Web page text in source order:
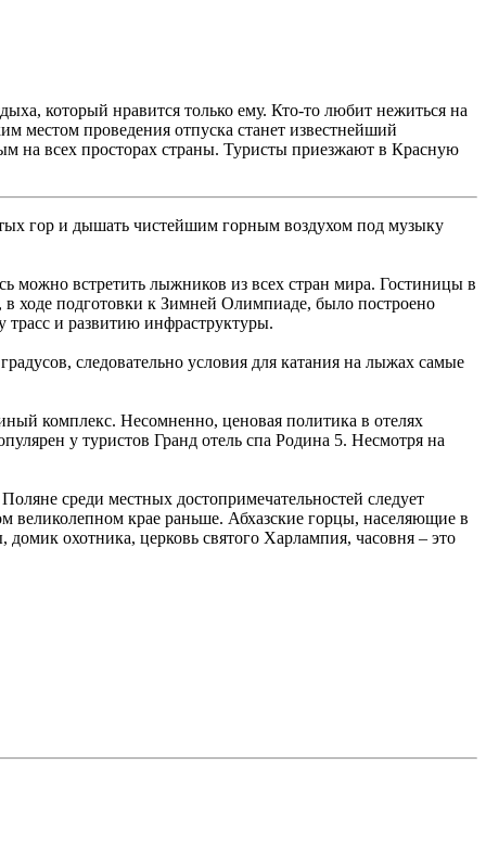
который нравится только ему. Кто-то любит нежиться на
местом проведения отпуска станет известнейший
на всех просторах страны. Туристы приезжают в Красную
гор и дышать чистейшим горным воздухом под музыку
можно встретить лыжников из всех стран мира. Гостиницы в
ходе подготовки к Зимней Олимпиаде, было построено
трасс и развитию инфраструктуры.
следовательно условия для катания на лыжах самые
комплекс. Несомненно, ценовая политика в отелях
у туристов Гранд отель спа Родина 5. Несмотря на
среди местных достопримечательностей следует
великолепном крае раньше. Абхазские горцы, населяющие в
охотника, церковь святого Харлампия, часовня – это